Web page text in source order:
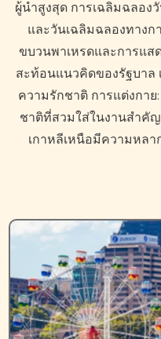
ผู้นำสูงสุด การเฉลิมฉลอง
และวันเฉลิมฉลองทางก
ขบวนพาเหรดและการแส
สะท้อนแนวคิดของรัฐบาล
ความรักชาติ การแต่งกาย
ชาติที่สวมใส่ในงานสำคัญ
เกาหลีเหนือมีความหล